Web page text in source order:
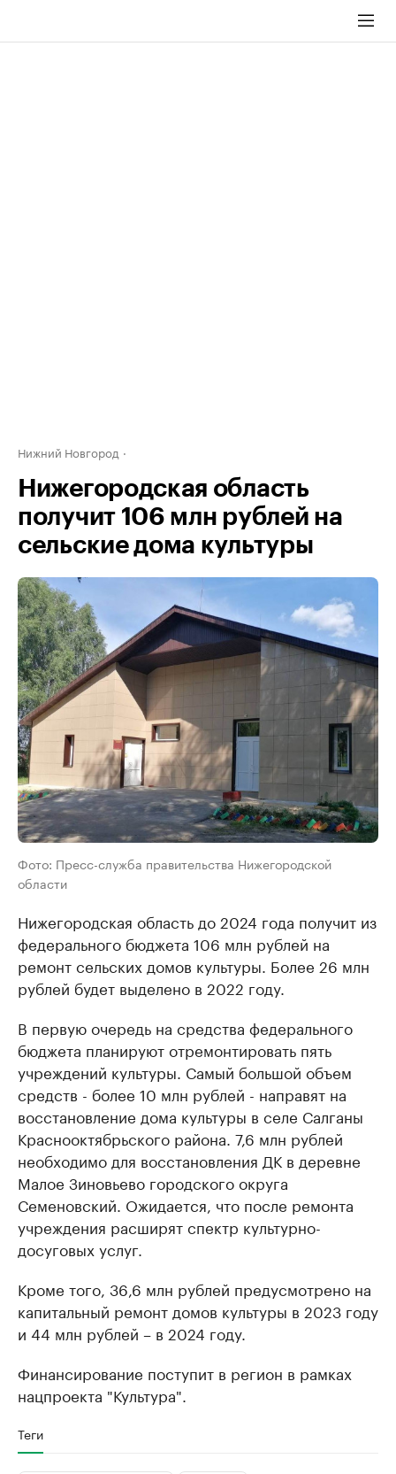
Нижний Новгород
Нижегородская область
получит 106 млн рублей на
сельские дома культуры
Фото: Пресс-служба правительства Нижегородской
области
Нижегородская область до 2024 года получит из
федерального бюджета 106 млн рублей на
ремонт сельских домов культуры. Более 26 млн
рублей будет выделено в 2022 году.
В первую очередь на средства федерального
бюджета планируют отремонтировать пять
учреждений культуры. Самый большой объем
средств - более 10 млн рублей - направят на
восстановление дома культуры в селе Салганы
Краснооктябрьского района. 7,6 млн рублей
необходимо для восстановления ДК в деревне
Малое Зиновьево городского округа
Семеновский. Ожидается, что после ремонта
учреждения расширят спектр культурно-
досуговых услуг.
Кроме того, 36,6 млн рублей предусмотрено на
капитальный ремонт домов культуры в 2023 году
и 44 млн рублей – в 2024 году.
Финансирование поступит в регион в рамках
нацпроекта "Культура".
Теги